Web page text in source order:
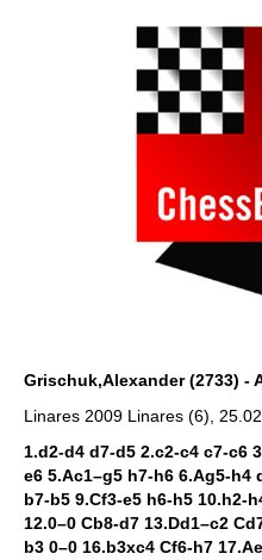
Grischuk,Alexander (2733) -
Linares 2009 Linares (6),
1.d2-d4 d7-d5 2.c2-c4 c7-c6
e6 5.Ac1–g5 h7-h6 6.Ag5-h4
b7-b5 9.Cf3-e5 h6-h5 10.h2-
12.0–0 Cb8-d7 13.Dd1–c2
b3 0–0 16.b3xc4 Cf6-h7